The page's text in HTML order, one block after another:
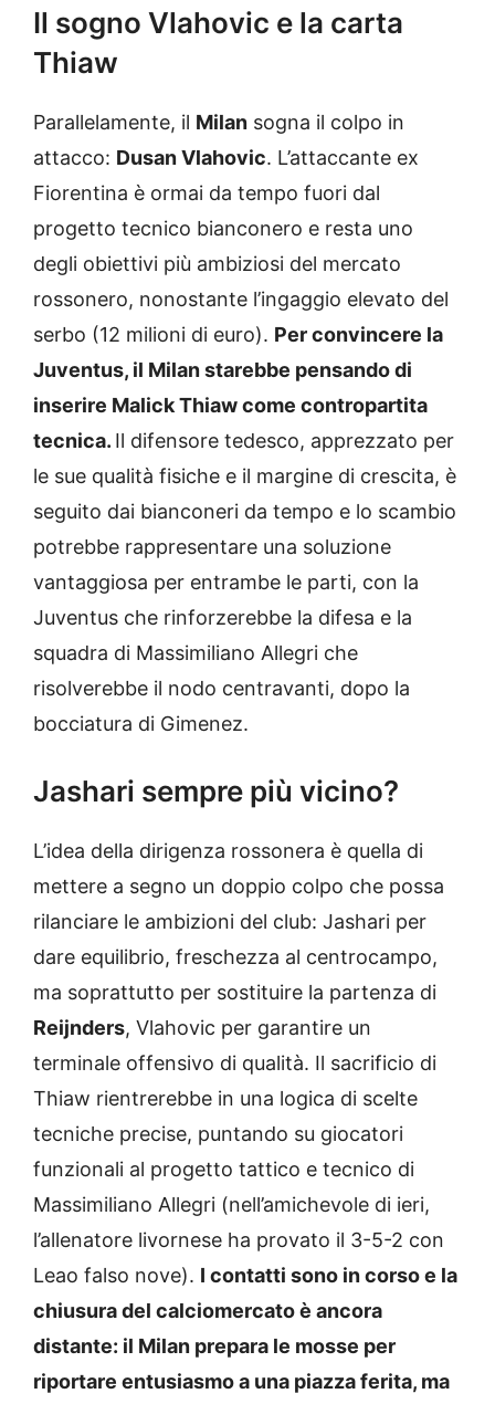
Il sogno Vlahovic e la carta
Thiaw
Parallelamente, il Milan sogna il colpo in
attacco: Dusan Vlahovic. L’attaccante ex
Fiorentina è ormai da tempo fuori dal
progetto tecnico bianconero e resta uno
degli obiettivi più ambiziosi del mercato
rossonero, nonostante l’ingaggio elevato del
serbo (12 milioni di euro). Per convincere la
Juventus, il Milan starebbe pensando di
inserire Malick Thiaw come contropartita
tecnica. Il difensore tedesco, apprezzato per
le sue qualità fisiche e il margine di crescita, è
seguito dai bianconeri da tempo e lo scambio
potrebbe rappresentare una soluzione
vantaggiosa per entrambe le parti, con la
Juventus che rinforzerebbe la difesa e la
squadra di Massimiliano Allegri che
risolverebbe il nodo centravanti, dopo la
bocciatura di Gimenez.
Jashari sempre più vicino?
L’idea della dirigenza rossonera è quella di
mettere a segno un doppio colpo che possa
rilanciare le ambizioni del club: Jashari per
dare equilibrio, freschezza al centrocampo,
ma soprattutto per sostituire la partenza di
Reijnders, Vlahovic per garantire un
terminale offensivo di qualità. Il sacrificio di
Thiaw rientrerebbe in una logica di scelte
tecniche precise, puntando su giocatori
funzionali al progetto tattico e tecnico di
Massimiliano Allegri (nell’amichevole di ieri,
l’allenatore livornese ha provato il 3-5-2 con
Leao falso nove). I contatti sono in corso e la
chiusura del calciomercato è ancora
distante: il Milan prepara le mosse per
riportare entusiasmo a una piazza ferita, ma